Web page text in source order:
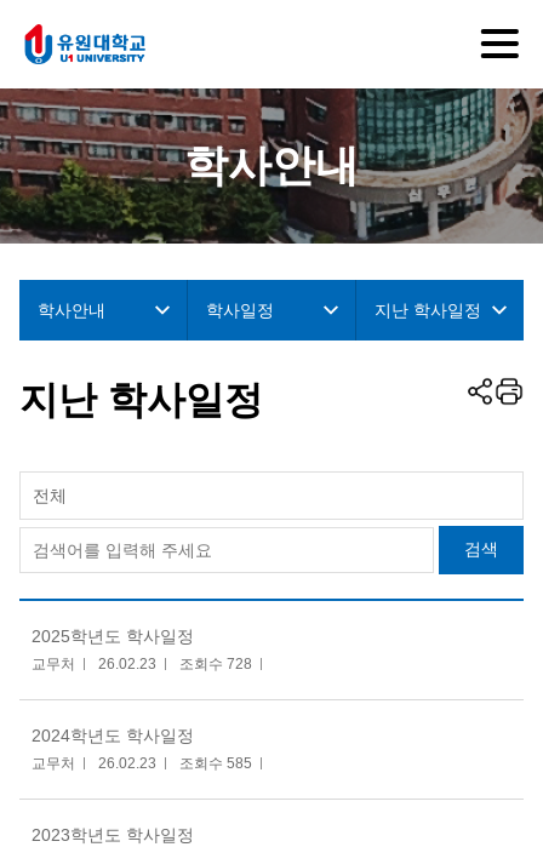
학사안내
학사안내 학사일정 지난 학사일정
지난 학사일정
전체
검색
2025학년도 학사일정
교무처 26.02.23 조회수 728
2024학년도 학사일정
교무처 26.02.23 조회수 585
2023학년도 학사일정